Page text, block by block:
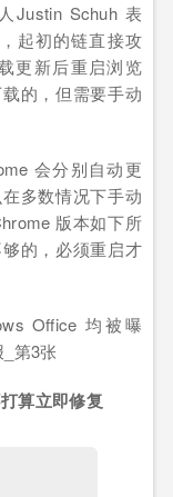
Justin Schuh 表
起初的链直接攻
更新后重启浏览
的，但需要手动
会分别自动更
多数情况下手动
版本如下所
的，必须重启才
算立即修复